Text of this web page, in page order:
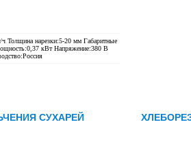
ч Толщина нарезки:5-20 мм Габаритные
кВт Напряжение:380 В
СУХАРЕЙ